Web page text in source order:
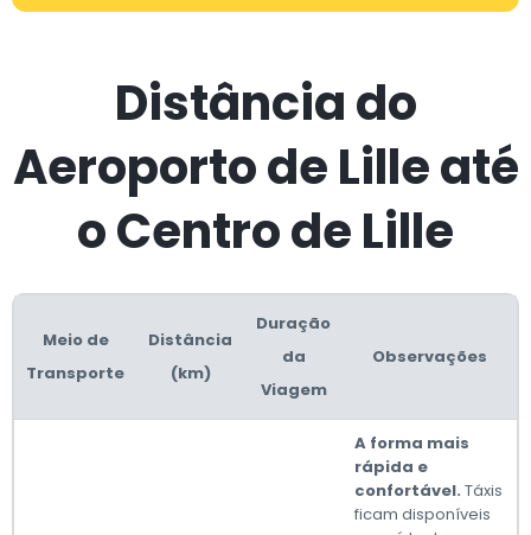
Distância do
Aeroporto de Lille até
o Centro de Lille
Meio de
Transporte
Distância
(km)
Duração
da
Viagem
Observações
A forma mais
rápida e
confortável. Táxis
ficam disponíveis